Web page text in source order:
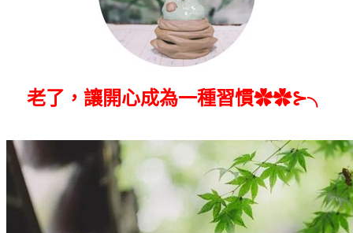
老了，讓開心成為一種習慣✿✿⊱╮